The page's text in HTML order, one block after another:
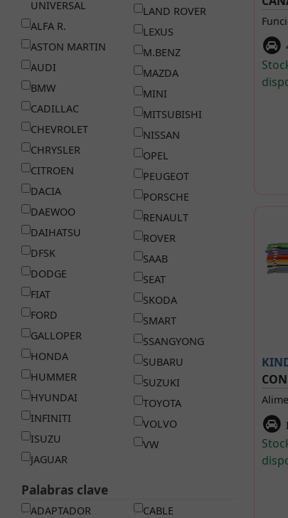
UNIVERSAL
ALFA R.
ASTON MARTIN
AUDI
BMW
CADILLAC
CHEVROLET
CHRYSLER
CITROEN
DACIA
DAEWOO
DAIHATSU
DFSK
DODGE
FIAT
FORD
GALLOPER
HONDA
HUMMER
HYUNDAI
INFINITI
ISUZU
JAGUAR
LAND ROVER
LEXUS
M.BENZ
MAZDA
MINI
MITSUBISHI
NISSAN
OPEL
PEUGEOT
PORSCHE
RENAULT
ROVER
SAAB
SEAT
SKODA
SMART
SSANGYONG
SUBARU
SUZUKI
TOYOTA
VOLVO
VW
Palabras clave
ADAPTADOR
CABLE